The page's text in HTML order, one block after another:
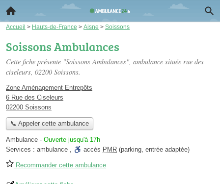
Accueil > Hauts-de-France > Aisne > Soissons
Soissons Ambulances
Cette fiche présente "Soissons Ambulances", ambulance située rue des
ciseleurs, 02200 Soissons.
Zone Aménagement Entrepôts
6 Rue des Ciseleurs
02200 Soissons
📞 Appeler cette ambulance
Ambulance - Ouverte jusqu'à 17h
Services : ambulance , accès PMR (parking, entrée adaptée)
Recommander cette ambulance